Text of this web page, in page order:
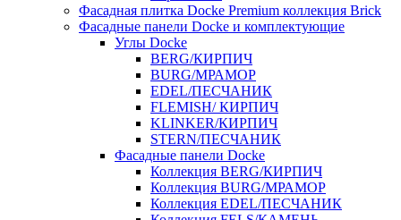
Фасадная плитка Docke Premium коллекция Brick
Фасадные панели Docke и комплектующие
Углы Docke
BERG/КИРПИЧ
BURG/МРАМОР
EDEL/ПЕСЧАНИК
FLEMISH/ КИРПИЧ
KLINKER/КИРПИЧ
STERN/ПЕСЧАНИК
Фасадные панели Docke
Коллекция BERG/КИРПИЧ
Коллекция BURG/МРАМОР
Коллекция EDEL/ПЕСЧАНИК